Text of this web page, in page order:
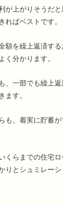
が上がりそうだ
ればベストです。
額を繰上返済す
く分かります。
、一部でも繰上
ます。
も、着実に貯蓄
くらまでの住宅
りとシュミレーシ